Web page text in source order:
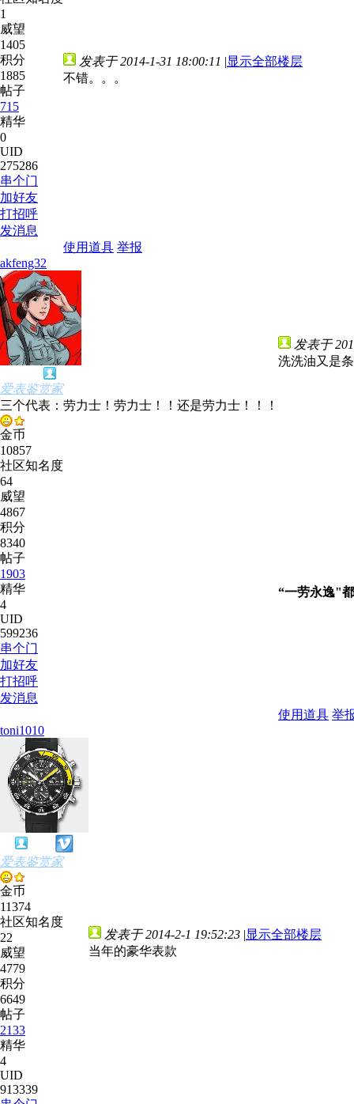
1
威望
1405
积分
1885
帖子
715
精华
0
UID
275286
串个门
加好友
打招呼
发消息
发表于 2014-1-31 18:00:11 |显示全部楼层
不错。。。
使用道具 举报
akfeng32
爱表鉴赏家
三个代表：劳力士！劳力士！！还是劳力士！！！
金币
10857
社区知名度
64
威望
4867
积分
8340
帖子
1903
精华
4
UID
599236
串个门
加好友
打招呼
发消息
发表于
洗洗油又是
“一劳永逸"
使用道具 举
toni1010
爱表鉴赏家
金币
11374
社区知名度
22
威望
4779
积分
6649
帖子
2133
精华
4
UID
913339
发表于 2014-2-1 19:52:23 |显示全部楼层
当年的豪华表款